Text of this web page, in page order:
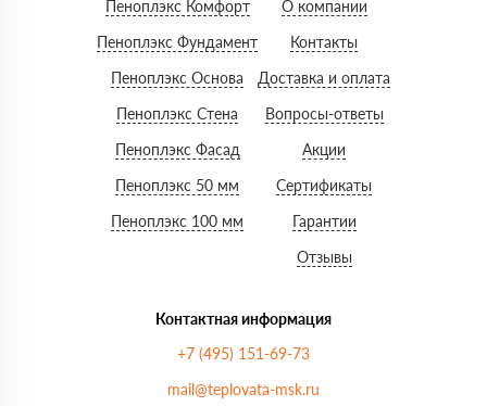
Пеноплэкс Комфорт
Пеноплэкс Фундамент
Пеноплэкс Основа
Пеноплэкс Стена
Пеноплэкс Фасад
Пеноплэкс 50 мм
Пеноплэкс 100 мм
О компании
Контакты
Доставка и оплата
Вопросы-ответы
Акции
Сертификаты
Гарантии
Отзывы
Контактная информация
+7 (495) 151-69-73
mail@teplovata-msk.ru